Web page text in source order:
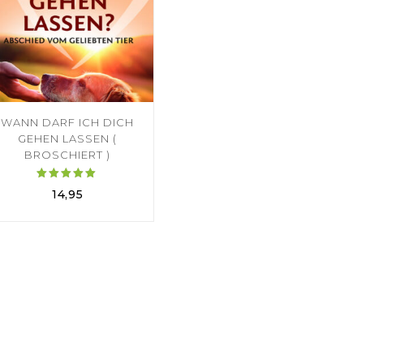
WANN DARF ICH DICH
GEHEN LASSEN (
BROSCHIERT )
mit
14,95